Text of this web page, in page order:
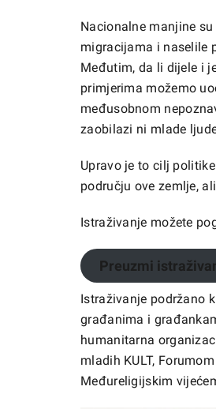
Nacionalne manjine
migracijama i naselile
Međutim, da li dijele i
primjerima možemo
međusobnom
zaobilazi ni mlade
Upravo je to cilj
području ove zemlje,
Istraživanje možete
Preuzmi
Istraživanje podržano
građanima i
humanitarna
mladih KULT,
Međureligijskim